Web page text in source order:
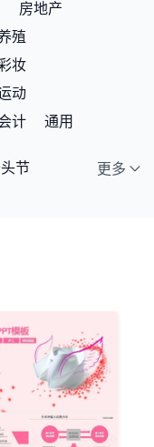
美
传
房地产
殖
妆
动
计 通用
节
更多